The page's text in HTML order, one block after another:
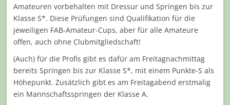
Amateuren vorbehalten mit Dressur und Springen bis zur
Klasse S*. Diese Prüfungen sind Qualifikation für die
jeweiligen FAB-Amateur-Cups, aber für alle Amateure
offen, auch ohne Clubmitgliedschaft!
(Auch) für die Profis gibt es dafür am Freitagnachmittag
bereits Springen bis zur Klasse S*, mit einem Punkte-S als
Höhepunkt. Zusätzlich gibt es am Freitagabend erstmalig
ein Mannschaftsspringen der Klasse A.